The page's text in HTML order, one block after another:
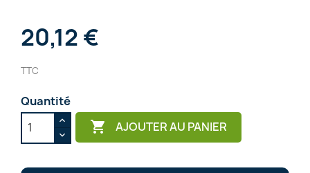
20,12 €
TTC
Quantité
 AJOUTER AU PANIER